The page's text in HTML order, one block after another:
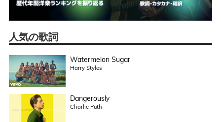
人気の歌詞
Watermelon Sugar
Harry Styles
Dangerously
Charlie Puth